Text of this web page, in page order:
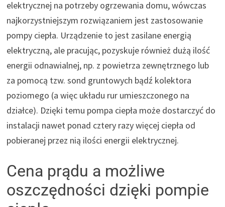
elektrycznej na potrzeby ogrzewania domu, wówczas
najkorzystniejszym rozwiązaniem jest zastosowanie
pompy ciepła. Urządzenie to jest zasilane energią
elektryczną, ale pracując, pozyskuje również dużą ilość
energii odnawialnej, np. z powietrza zewnętrznego lub
za pomocą tzw. sond gruntowych bądź kolektora
poziomego (a więc układu rur umieszczonego na
działce). Dzięki temu pompa ciepła może dostarczyć do
instalacji nawet ponad cztery razy więcej ciepła od
pobieranej przez nią ilości energii elektrycznej.
Cena prądu a możliwe
oszczędności dzięki pompie